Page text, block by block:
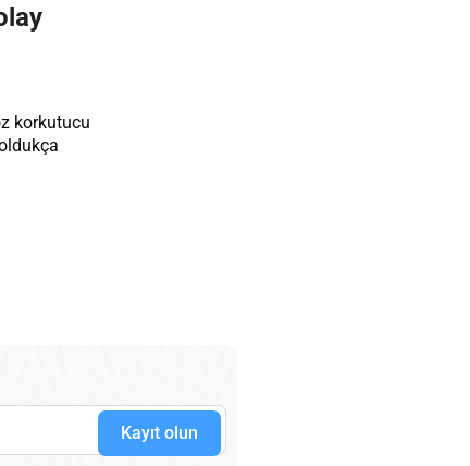
korkutucu
Kayıt olun